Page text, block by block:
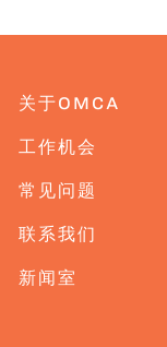
关于OMCA
工作机会
常见问题
联系我们
新闻室